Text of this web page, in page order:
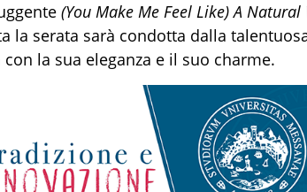
(You Make Me Feel Like) A Natural
la serata sarà condotta dalla
la sua eleganza e il suo charme.